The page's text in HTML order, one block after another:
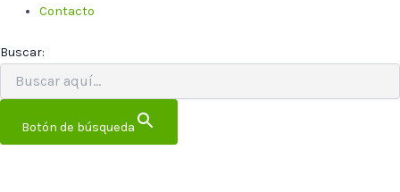
Contacto
Buscar:
Botón de búsqueda